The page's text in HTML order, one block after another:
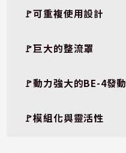
🚩可重複使用設計
🚩巨大的整流罩
🚩動力強大的BE-4發
🚩模組化與靈活性